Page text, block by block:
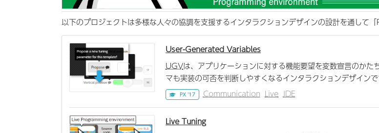
以下のプロジェクトは多様な人々の協調を支援するインタラクションデザインの設計を通し
User-Generated Variables
UGVは、アプリケーションに対する機能要望を変数宣言のか
マも実装の可否を判断しやすくなるインタラクションデザインで
PX '17 Communication Live IDE
Live Tuning